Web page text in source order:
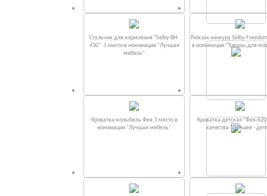
Стульчик для кормления "Selby BH-
430". 1 место в номинации "Лучшая
мебель"
Рюкзак-кенгуру Selby
в номинации “Товары для
Кроватка-колыбель Фея.1 место в
номинации "Лучшая мебель"
Кроватка детская "Фея-
качества "Лучшее -